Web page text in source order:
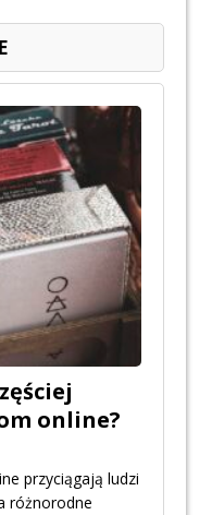
online?
przyciągają ludzi
różnorodne